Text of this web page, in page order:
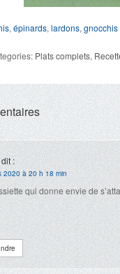
, épinards, lardons,
Plats complets,
dit :
2020 à 20 h 18 min
qui donne envie de